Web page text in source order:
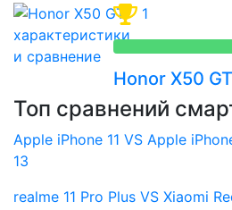
1
Honor X50 GT
Топ сравнений
Apple iPhone 11 VS Apple
13
realme 11 Pro Plus VS Xiaomi